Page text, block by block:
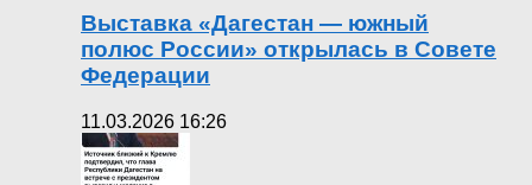
Выставка «Дагестан — южный
полюс России» открылась в Совете
Федерации
11.03.2026 16:26